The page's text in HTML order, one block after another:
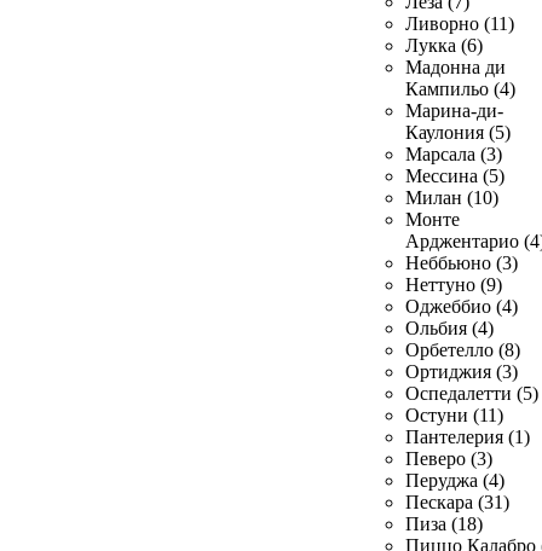
Ливорно (11)
Лукка (6)
Мадонна ди
Кампильо (4)
Марина-ди-
Каулония (5)
Марсала (3)
Мессина (5)
Милан (10)
Монте
Арджентарио
Неббьюно (3)
Неттуно (9)
Оджеббио (4)
Ольбия (4)
Орбетелло (8)
Ортиджия (3)
Оспедалетти (5)
Остуни (11)
Пантелерия (1)
Певеро (3)
Перуджа (4)
Пескара (31)
Пиза (18)
Пиццо Калабро